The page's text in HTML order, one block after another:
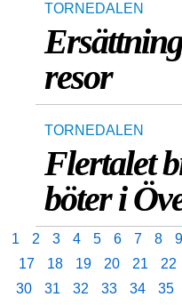
TORNEDALEN
resor
TORNEDALEN
Flertalet
böter i
1 2 3 4 5 6 7 8 9
17
18 19 20 21 22
30
31 32 33 34 35